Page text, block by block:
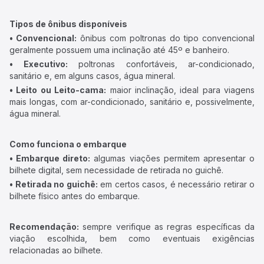
Tipos de ônibus disponíveis
• Convencional: ônibus com poltronas do tipo convencional
geralmente possuem uma inclinação até 45º e banheiro.
• Executivo: poltronas confortáveis, ar-condicionado,
sanitário e, em alguns casos, água mineral.
• Leito ou Leito-cama: maior inclinação, ideal para viagens
mais longas, com ar-condicionado, sanitário e, possivelmente,
água mineral.
Como funciona o embarque
• Embarque direto: algumas viações permitem apresentar o
bilhete digital, sem necessidade de retirada no guichê.
• Retirada no guichê: em certos casos, é necessário retirar o
bilhete físico antes do embarque.
Recomendação: sempre verifique as regras específicas da
viação escolhida, bem como eventuais exigências
relacionadas ao bilhete.